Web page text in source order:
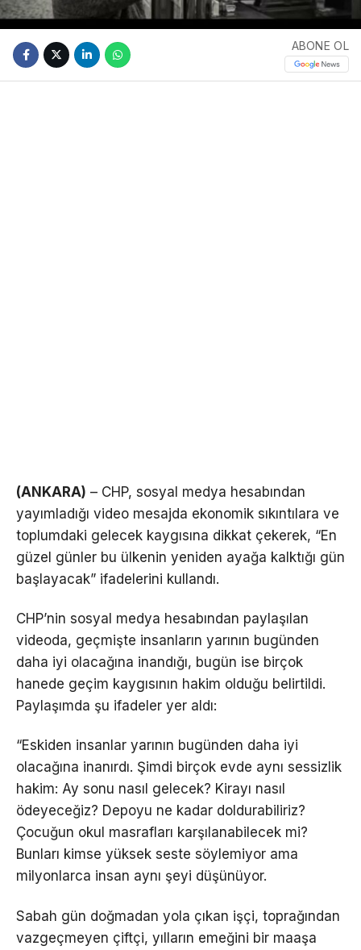
ABONE OL
(ANKARA) – CHP, sosyal medya hesabından
yayımladığı video mesajda ekonomik sıkıntılara ve
toplumdaki gelecek kaygısına dikkat çekerek, “En
güzel günler bu ülkenin yeniden ayağa kalktığı gün
başlayacak” ifadelerini kullandı.
CHP’nin sosyal medya hesabından paylaşılan
videoda, geçmişte insanların yarının bugünden
daha iyi olacağına inandığı, bugün ise birçok
hanede geçim kaygısının hakim olduğu belirtildi.
Paylaşımda şu ifadeler yer aldı:
“Eskiden insanlar yarının bugünden daha iyi
olacağına inanırdı. Şimdi birçok evde aynı sessizlik
hakim: Ay sonu nasıl gelecek? Kirayı nasıl
ödeyeceğiz? Depoyu ne kadar doldurabiliriz?
Çocuğun okul masrafları karşılanabilecek mi?
Bunları kimse yüksek seste söylemiyor ama
milyonlarca insan aynı şeyi düşünüyor.
Sabah gün doğmadan yola çıkan işçi, toprağından
vazgeçmeyen çiftçi, yılların emeğini bir maaşa